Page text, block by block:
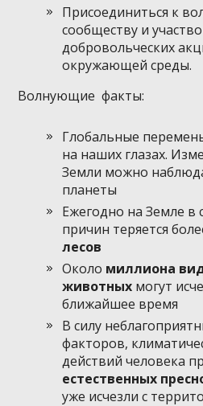
Присоединиться к
сообществу и
добровольческих
окружающей среды.
Волнующие факты:
Глобальные
на наших глазах.
Земли можно
планеты
Ежегодно на Земле в
причин теряется
лесов
Около миллиона
животных могут
ближайшее время
В силу
факторов,
действий человека
естественных
уже исчезли с